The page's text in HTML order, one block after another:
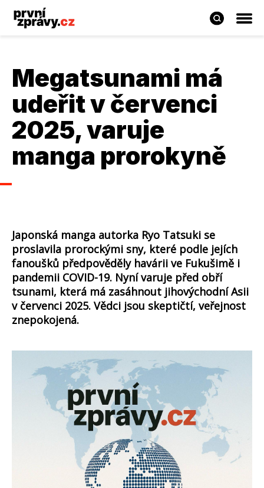
Megatsunami má
udeřit v červenci
2025, varuje
manga prorokyně
Japonská manga autorka Ryo Tatsuki se
proslavila prorockými sny, které podle jejích
fanoušků předpověděly havárii ve Fukušimě i
pandemii COVID-19. Nyní varuje před obří
tsunami, která má zasáhnout jihovýchodní Asii
v červenci 2025. Vědci jsou skeptičtí, veřejnost
znepokojená.